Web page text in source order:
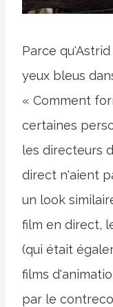
Parce
yeux bleus
« Comment
certaines
les directeurs
direct n'aient
un look
film en direct,
(qui était
films
par le